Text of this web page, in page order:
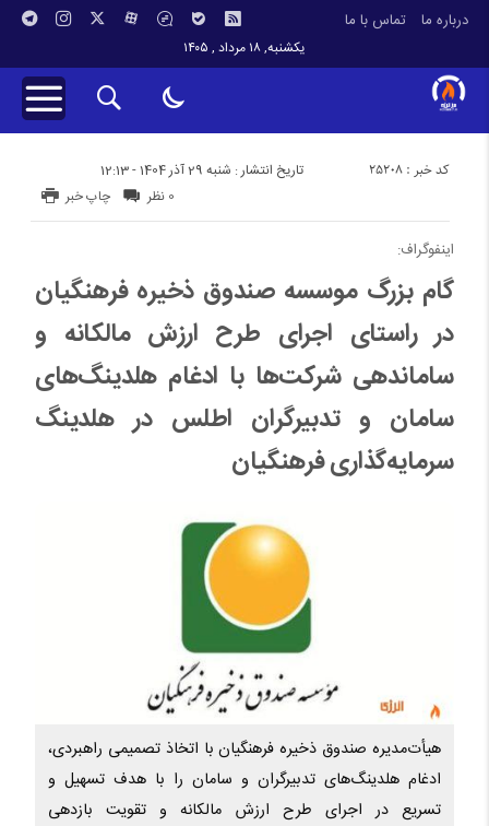
درباره ما تماس با ما
یکشنبه, ۱۸ مرداد , ۱۴۰۵
تاریخ انتشار : شنبه 29 آذر 1404 - 12:13 کد خبر : 25208
چاپ خبر 0 نظر
اینفوگراف:
گام بزرگ موسسه صندوق ذخیره فرهنگیان
در راستای اجرای طرح ارزش مالکانه و
ساماندهی شرکت‌ها با ادغام هلدینگ‌های
سامان و تدبیرگران اطلس در هلدینگ
سرمایه‌گذاری فرهنگیان
هیأت‌مدیره صندوق ذخیره فرهنگیان با اتخاذ تصمیمی راهبردی،
ادغام هلدینگ‌های تدبیرگران و سامان را با هدف تسهیل و
تسریع در اجرای طرح ارزش مالکانه و تقویت بازدهی